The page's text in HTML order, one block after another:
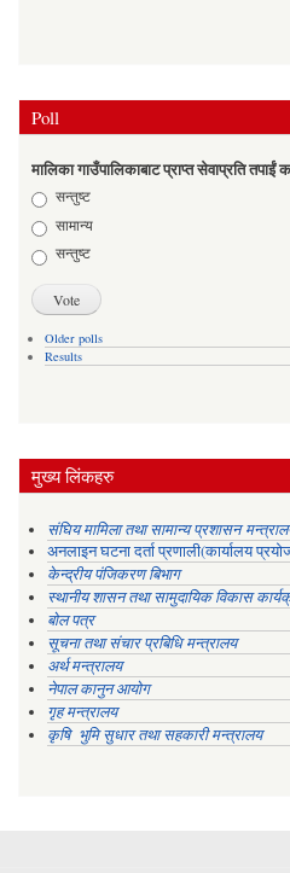
Poll
मालिका गाउँपालिकाबाट प्राप्त सेवाप्रति तपाईं
Choices
सन्तुष्ट
सामान्य
सन्तुष्ट
Older polls
Results
मुख्य लिंकहरु
संघिय मामिला तथा सामान्य प्रशासन
अनलाइन घटना दर्ता प्रणाली(कार्यालय
केन्द्रीय पंजिकरण बिभाग
स्थानीय शासन तथा सामुदायिक विकास
बोल पत्र
सूचना तथा संचार प्रबिधि मन्त्रालय
अर्थ मन्त्रालय
नेपाल कानुन आयोग
गृह मन्त्रालय
कृषि भुमि सुधार तथा सहकारी मन्त्रालय